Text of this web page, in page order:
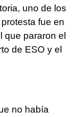
uno de los
fue en
que pararon el
de ESO y el
no había